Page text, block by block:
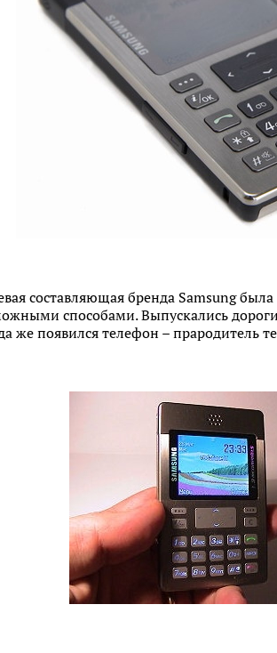
составляющая бренда Samsung
способами. Выпускались
же появился телефон – прародитель